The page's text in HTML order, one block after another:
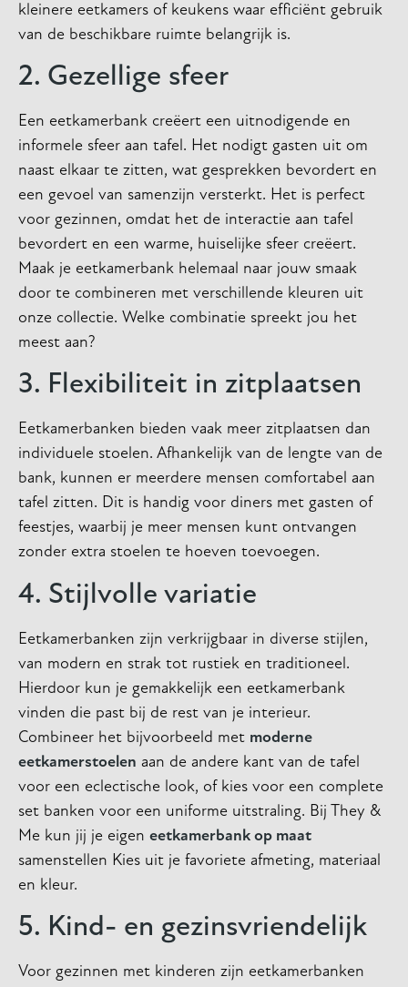
kleinere eetkamers of keukens waar efficiënt gebruik
van de beschikbare ruimte belangrijk is.
2. Gezellige sfeer
Een eetkamerbank creëert een uitnodigende en
informele sfeer aan tafel. Het nodigt gasten uit om
naast elkaar te zitten, wat gesprekken bevordert en
een gevoel van samenzijn versterkt. Het is perfect
voor gezinnen, omdat het de interactie aan tafel
bevordert en een warme, huiselijke sfeer creëert.
Maak je eetkamerbank helemaal naar jouw smaak
door te combineren met verschillende kleuren uit
onze collectie. Welke combinatie spreekt jou het
meest aan?
3. Flexibiliteit in zitplaatsen
Eetkamerbanken bieden vaak meer zitplaatsen dan
individuele stoelen. Afhankelijk van de lengte van de
bank, kunnen er meerdere mensen comfortabel aan
tafel zitten. Dit is handig voor diners met gasten of
feestjes, waarbij je meer mensen kunt ontvangen
zonder extra stoelen te hoeven toevoegen.
4. Stijlvolle variatie
Eetkamerbanken zijn verkrijgbaar in diverse stijlen,
van modern en strak tot rustiek en traditioneel.
Hierdoor kun je gemakkelijk een eetkamerbank
vinden die past bij de rest van je interieur.
Combineer het bijvoorbeeld met moderne
eetkamerstoelen aan de andere kant van de tafel
voor een eclectische look, of kies voor een complete
set banken voor een uniforme uitstraling. Bij They &
Me kun jij je eigen eetkamerbank op maat
samenstellen Kies uit je favoriete afmeting, materiaal
en kleur.
5. Kind- en gezinsvriendelijk
Voor gezinnen met kinderen zijn eetkamerbanken